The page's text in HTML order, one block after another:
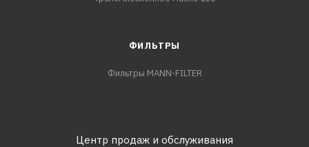
ФИЛЬТРЫ
Фильтры MANN-FILTER
Центр продаж и обслуживания